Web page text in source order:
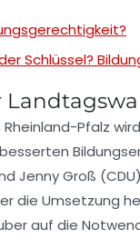
Schlüssel?
Rheinland-Pfalz
Jenny Groß
die Umsetzung
auf die